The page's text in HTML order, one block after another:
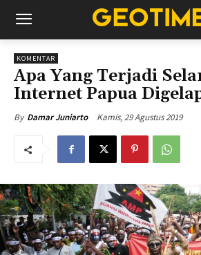
KOMENTAR
Apa Yang Terjadi
Internet Papua
By Damar Juniarto Kamis, 29 Agustus 2019